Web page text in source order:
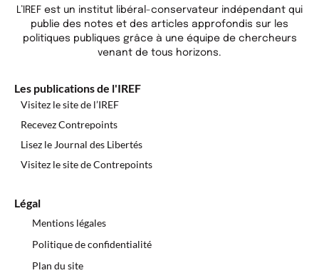
L’IREF est un institut libéral-conservateur indépendant qui
publie des notes et des articles approfondis sur les
politiques publiques grâce à une équipe de chercheurs
venant de tous horizons.
Les publications de l'IREF
Visitez le site de l’IREF
Recevez Contrepoints
Lisez le Journal des Libertés
Visitez le site de Contrepoints
Légal
Mentions légales
Politique de confidentialité
Plan du site